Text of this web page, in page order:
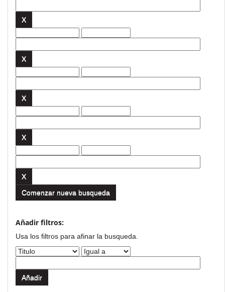
Comenzar nueva busqueda
Añadir filtros:
Usa los filtros para afinar la busqueda.